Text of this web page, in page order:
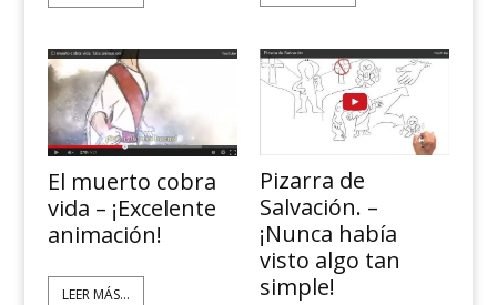
El muerto cobra
vida – ¡Excelente
animación!
LEER MÁS...
Pizarra de
Salvación. –
¡Nunca había
visto algo tan
simple!